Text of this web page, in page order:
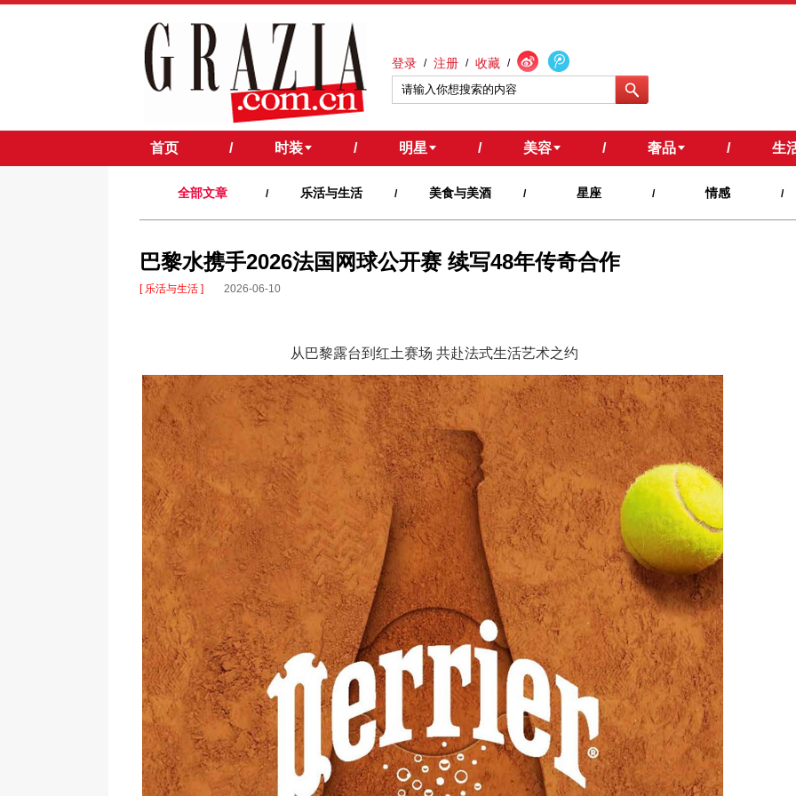
登录 / 注册 / 收藏 /
首页 / 时装 / 明星 / 美容 / 奢品 / 生
全部文章 / 乐活与生活 / 美食与美酒 / 星座 / 情感 /
巴黎水携手2026法国网球公开赛 续写48年传奇合作
[ 乐活与生活 ] 2026-06-10
从巴黎露台到红土赛场 共赴法式生活艺术之约